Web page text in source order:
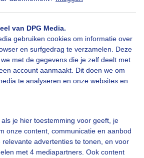
van DPG Media.
gebruiken cookies om informatie over
en surfgedrag te verzamelen. Deze
met de gegevens die je zelf deelt met
account aanmaakt. Dit doen we om
te analyseren en onze websites en
je hier toestemming voor geeft, je
onze content, communicatie en aanbod
advertenties te tonen, en voor
met 4 mediapartners. Ook content